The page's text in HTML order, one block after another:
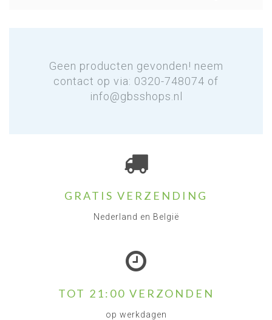
Geen producten gevonden! neem
contact op via: 0320-748074 of
info@gbsshops.nl
GRATIS VERZENDING
Nederland en België
TOT 21:00 VERZONDEN
op werkdagen